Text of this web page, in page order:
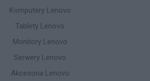
Komputery Lenovo
Tablety Lenovo
Monitory Lenovo
Serwery Lenovo
Akcesoria Lenovo